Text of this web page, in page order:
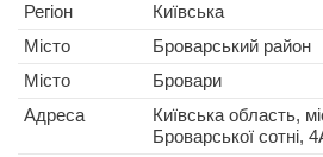
Регіон
Київська
Місто
Броварський район
Місто
Бровари
Адреса
Київська область,
Броварської сотні,